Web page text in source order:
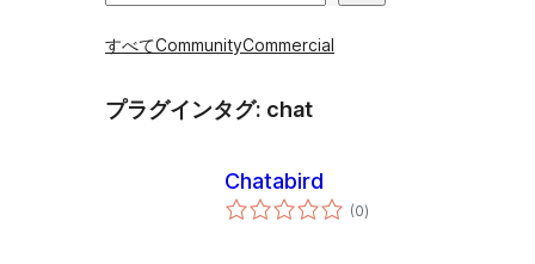
すべてCommunityCommercial
プラグインタグ: chat
Chatabird
(0個
の)